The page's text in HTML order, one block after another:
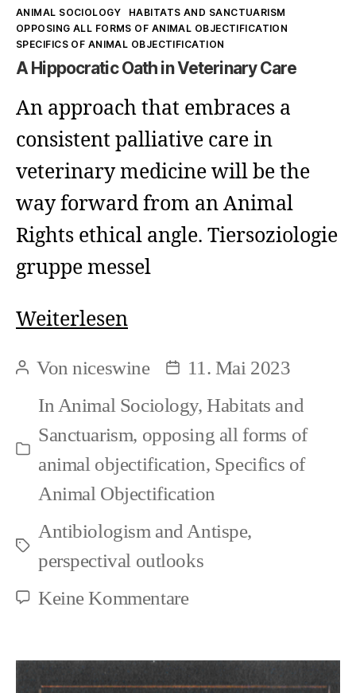
Kategorien
ANIMAL SOCIOLOGY
HABITATS AND SANCTUARISM
OPPOSING ALL FORMS OF ANIMAL OBJECTIFICATION
SPECIFICS OF ANIMAL OBJECTIFICATION
A Hippocratic Oath in Veterinary Care
An approach that embraces a
consistent palliative care in
veterinary medicine will be the
way forward from an Animal
Rights ethical angle. Tiersoziologie
gruppe messel
WeiterlesenA
Oath
in
Veterinary
Care
Beitragsautor
Vonniceswine Beitragsdatum
11. Mai 2023
Kategorien
In Animal Sociology,Habitats and
Sanctuarism, opposing all forms of
animal objectification, Specifics of
Animal Objectification
Schlagwörter
Antibiologism and Antispe,
perspectival outlooks
Keine Kommentarezu
Hippocratic
Oath